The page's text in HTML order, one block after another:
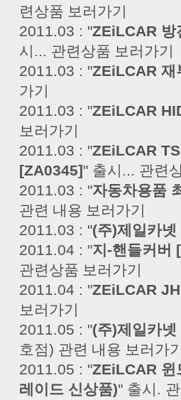
련상품 보러가기
2011.03 : "ZEiLCAR 방
시... 관련상품 보러가기
2011.03 : "ZEiLCAR
가기
2011.03 : "ZEiLCAR
보러가기
2011.03 : "ZEiLCAR
[ZA0345]" 출시... 관련
2011.03 : "자동차용품
관련 내용 보러가기
2011.03 : "(주)제일카
2011.04 : "지-핸들커버
관련상품 보러가기
2011.04 : "ZEiLCAR
보러가기
2011.05 : "(주)제일카
호점) 관련 내용 보러가
2011.05 : "ZEiLCAR 윈
레이드 신상품)" 출시.